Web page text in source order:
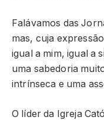
Falávamos das
mas, cuja
igual a mim, igual a
uma sabedoria
intrínseca e uma
O líder da Igreja